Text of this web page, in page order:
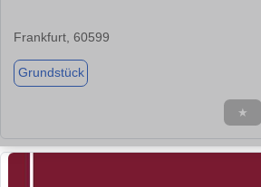
Frankfurt, 60599
Grundstück
★